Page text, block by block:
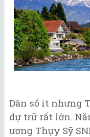
Dân số ít nhưng
dự trữ rất lớn.
ương Thụy Sỹ